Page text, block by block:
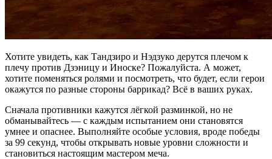
Хотите увидеть, как Тандзиро и Нэдзуко дерутся плечом к
плечу против Дзэницу и Иноске? Пожалуйста. А может,
хотите поменяться ролями и посмотреть, что будет, если герои
окажутся по разные стороны баррикад? Всё в ваших руках.
Сначала противники кажутся лёгкой разминкой, но не
обманывайтесь — с каждым испытанием они становятся
умнее и опаснее. Выполняйте особые условия, вроде победы
за 99 секунд, чтобы открывать новые уровни сложности и
становиться настоящим мастером меча.